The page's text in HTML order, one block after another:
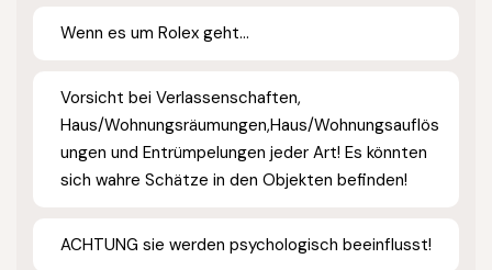
Wenn es um Rolex geht…
Vorsicht bei Verlassenschaften,
Haus/Wohnungsräumungen,Haus/Wohnungsauflös
ungen und Entrümpelungen jeder Art! Es könnten
sich wahre Schätze in den Objekten befinden!
ACHTUNG sie werden psychologisch beeinflusst!